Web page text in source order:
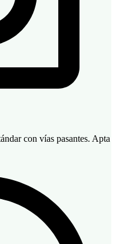
con vías pasantes. Apta